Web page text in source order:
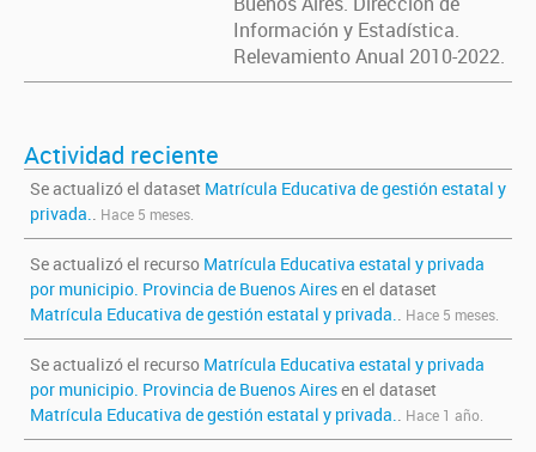
Información y Estadística.
Relevamiento Anual 2010-2022.
Actividad reciente
Se actualizó el dataset Matrícula Educativa de gestión estatal y
privada.. Hace 5 meses.
Se actualizó el recurso Matrícula Educativa estatal y privada
por municipio. Provincia de Buenos Airesen el dataset
Matrícula Educativa de gestión estatal y privada.. Hace 5 meses.
Se actualizó el recurso Matrícula Educativa estatal y privada
por municipio. Provincia de Buenos Airesen el dataset
Matrícula Educativa de gestión estatal y privada.. Hace 1 año.